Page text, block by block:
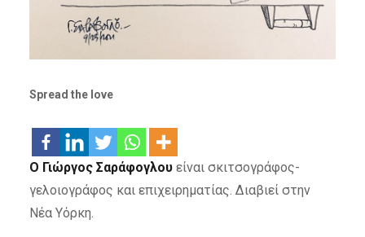
Spread the love
Ο Γιώργος Σαράφογλουείναι σκιτσογράφος-
γελοιογράφος και επιχειρηματίας. Διαβιεί στην
Νέα Υόρκη.